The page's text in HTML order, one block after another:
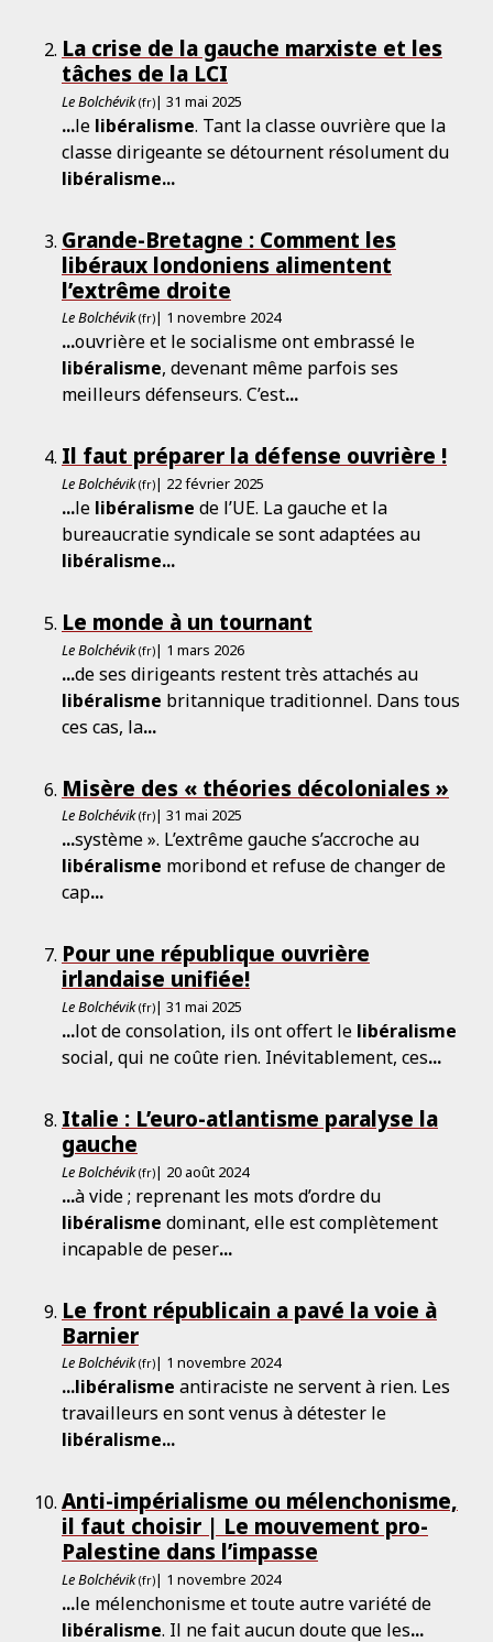
La crise de la gauche marxiste et les
tâches de la LCI
Le Bolchévik (fr)| 31 mai 2025
...le libéralisme. Tant la classe ouvrière que la
classe dirigeante se détournent résolument du
libéralisme...
Grande-Bretagne : Comment les
libéraux londoniens alimentent
l’extrême droite
Le Bolchévik (fr)| 1 novembre 2024
...ouvrière et le socialisme ont embrassé le
libéralisme, devenant même parfois ses
meilleurs défenseurs. C’est...
Il faut préparer la défense ouvrière !
Le Bolchévik (fr)| 22 février 2025
...le libéralisme de l’UE. La gauche et la
bureaucratie syndicale se sont adaptées au
libéralisme...
Le monde à un tournant
Le Bolchévik (fr)| 1 mars 2026
...de ses dirigeants restent très attachés au
libéralisme britannique traditionnel. Dans tous
ces cas, la...
Misère des « théories décoloniales »
Le Bolchévik (fr)| 31 mai 2025
...système ». L’extrême gauche s’accroche au
libéralisme moribond et refuse de changer de
cap...
Pour une république ouvrière
irlandaise unifiée!
Le Bolchévik (fr)| 31 mai 2025
...lot de consolation, ils ont offert le libéralisme
social, qui ne coûte rien. Inévitablement, ces...
Italie : L’euro-atlantisme ­paralyse la
gauche
Le Bolchévik (fr)| 20 août 2024
...à vide ; reprenant les mots d’ordre du
libéralisme dominant, elle est complètement
incapable de peser...
Le front républicain a pavé la voie à
Barnier
Le Bolchévik (fr)| 1 novembre 2024
...libéralisme antiraciste ne servent à rien. Les
travailleurs en sont venus à détester le
libéralisme...
Anti-impérialisme ou mélenchonisme,
il faut choisir | Le mouvement pro-
Palestine dans l’impasse
Le Bolchévik (fr)| 1 novembre 2024
...le mélenchonisme et toute autre variété de
libéralisme. Il ne fait aucun doute que les...